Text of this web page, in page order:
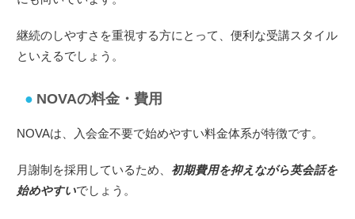
継続のしやすさを重視する方にとって、便利な受講スタイル
といえるでしょう。
NOVAの料金・費用
NOVAは、入会金不要で始めやすい料金体系が特徴です。
月謝制を採用しているため、 初期費用を抑えながら英会話を
始めやすいでしょう。